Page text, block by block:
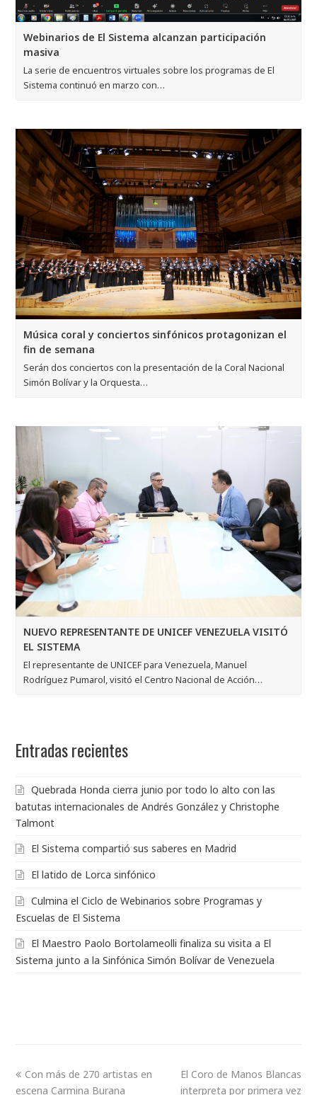
Webinarios de El Sistema alcanzan participación
masiva
La serie de encuentros virtuales sobre los programas de El
Sistema continuó en marzo con…
Música coral y conciertos sinfónicos protagonizan el
fin de semana
Serán dos conciertos con la presentación de la Coral Nacional
Simón Bolívar y la Orquesta…
NUEVO REPRESENTANTE DE UNICEF VENEZUELA VISITÓ
EL SISTEMA
El representante de UNICEF para Venezuela, Manuel
Rodríguez Pumarol, visitó el Centro Nacional de Acción…
Entradas recientes
Quebrada Honda cierra junio por todo lo alto con las
batutas internacionales de Andrés González y Christophe
Talmont
El Sistema compartió sus saberes en Madrid
El latido de Lorca sinfónico
Culmina el Ciclo de Webinarios sobre Programas y
Escuelas de El Sistema
El Maestro Paolo Bortolameolli finaliza su visita a El
Sistema junto a la Sinfónica Simón Bolívar de Venezuela
Con más de 270 artistas en
escena Carmina Burana
El Coro de Manos Blancas
interpreta por primera vez